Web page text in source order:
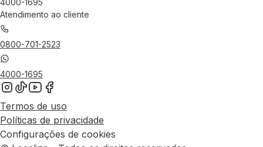
4000-1695
Atendimento ao cliente
0800-701-2523
4000-1695
Termos de uso
Políticas de privacidade
Configurações de cookies